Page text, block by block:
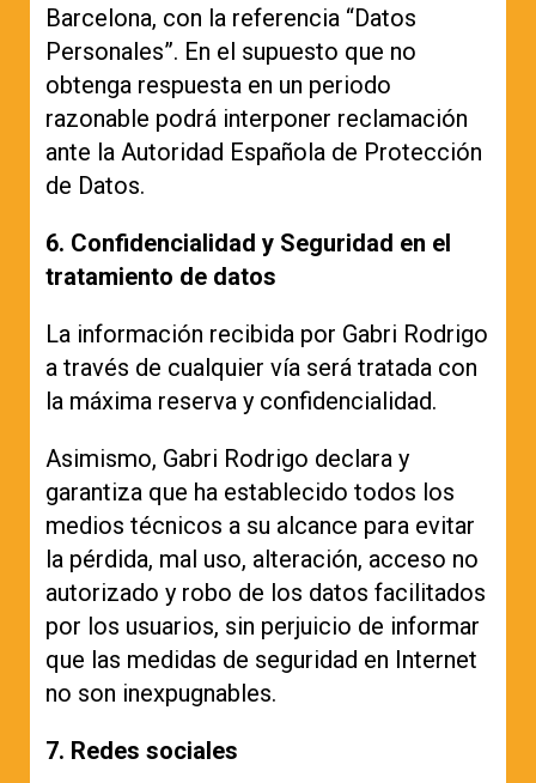
Barcelona, con la referencia “Datos
Personales”. En el supuesto que no
obtenga respuesta en un periodo
razonable podrá interponer reclamación
ante la Autoridad Española de Protección
de Datos.
6. Confidencialidad y Seguridad en el
tratamiento de datos
La información recibida por Gabri Rodrigo
a través de cualquier vía será tratada con
la máxima reserva y confidencialidad.
Asimismo, Gabri Rodrigo declara y
garantiza que ha establecido todos los
medios técnicos a su alcance para evitar
la pérdida, mal uso, alteración, acceso no
autorizado y robo de los datos facilitados
por los usuarios, sin perjuicio de informar
que las medidas de seguridad en Internet
no son inexpugnables.
7. Redes sociales